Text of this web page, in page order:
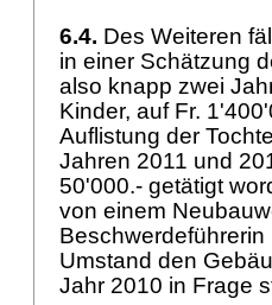
6.4. Des Weiteren
in einer Schätzung
also knapp zwei
Kinder, auf Fr.
Auflistung der
Jahren 2011 und
50'000.- getätigt
von einem
Umstand den
Jahr 2010 in Frage